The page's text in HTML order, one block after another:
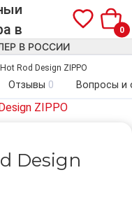
0
В РОССИИ
Rod Design ZIPPO
Отзывы 0 Вопросы и
Design